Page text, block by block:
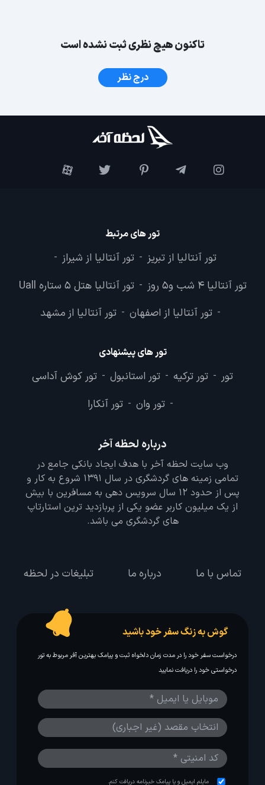
تاکنون هیچ نظری ثبت نشده است
درج نظر
تور های مرتبط
تور آنتالیا از تبریز - تور آنتالیا از شیراز -
تور آنتالیا 4 شب و5 روز - تور آنتالیا هتل 5 ستاره Uall
- تور آنتالیا از اصفهان - تور آنتالیا از مشهد
تور های پیشنهادی
تور - تور ترکیه - تور استانبول - تور کوش آداسی
- تور وان - تور آنکارا
درباره لحظه آخر
وب سایت لحظه آخر با هدف ایجاد بانکی جامع در
تمامی زمینه های گردشگری در سال 1391 شروع به کار و
پس از حدود 12 سال سرویس دهی به مسافرین با بیش
از یک میلیون کاربر عضو یکی از پربازدید ترین استارتاپ
های گردشگری می باشد.
تماس با ما درباره ما تبلیغات در لحظه
گوش به زنگ سفر خود باشید
درخواست سفر خود را در مدت زمان دلخواه ثبت و پیامک بهترین آفر مربوط به تور
درخواستی خود را دریافت نمایید
مایلم ایمیل و یا پیامک خبرنامه دریافت کنم.